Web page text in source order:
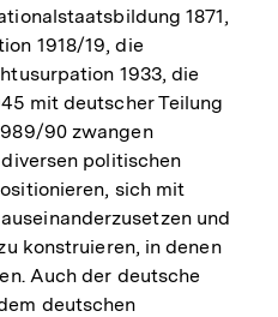
1871,
1918/19, die
1933, die
mit deutscher Teilung
90 zwangen
politischen
sich mit
und
konstruieren, in denen
Auch der deutsche
deutschen